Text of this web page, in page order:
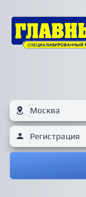
Москва
Регистрация